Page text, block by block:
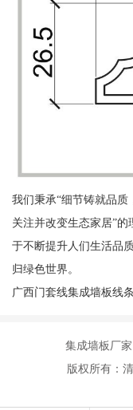
我们秉承“细节铸就品质
关注并改变生态家居”
于不断提升人们生活品
归绿色世界。
广西门套线集成墙板线条
集成墙板厂
版权所有：